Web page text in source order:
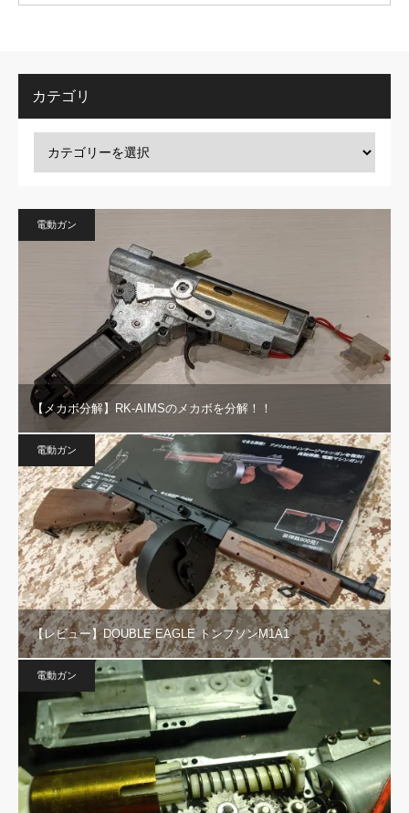
カテゴリ
電動ガン
【メカボ分解】RK-AIMSのメカボを分解！！
電動ガン
【レビュー】DOUBLE EAGLE トンプソンM1A1
電動ガン